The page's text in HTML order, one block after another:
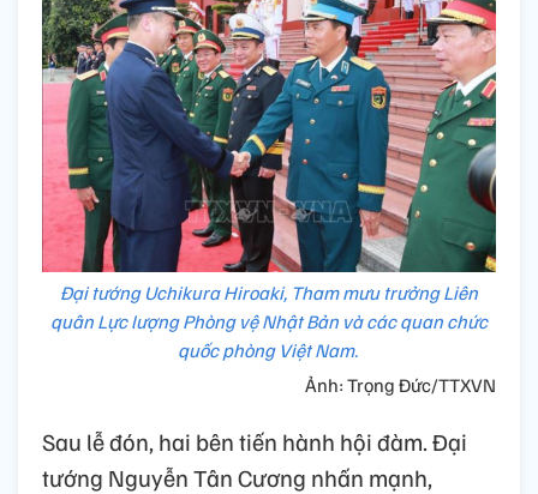
Đại tướng Uchikura Hiroaki, Tham mưu trưởng Liên
quân Lực lượng Phòng vệ Nhật Bản và các quan chức
quốc phòng Việt Nam.
Ảnh: Trọng Đức/TTXVN
Sau lễ đón, hai bên tiến hành hội đàm. Đại
tướng Nguyễn Tân Cương nhấn mạnh,